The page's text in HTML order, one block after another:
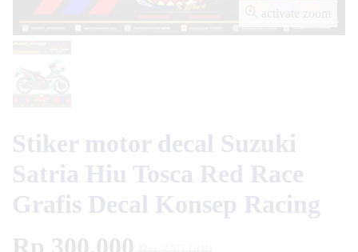
activate zoom
Stiker motor decal Suzuki
Satria Hiu Tosca Red Race
Grafis Decal Konsep Racing